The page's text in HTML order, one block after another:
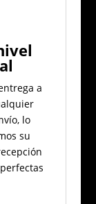
a
lo
su